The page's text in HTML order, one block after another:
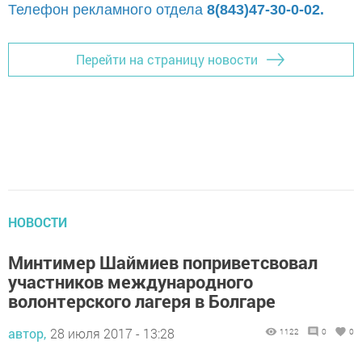
Телефон рекламного отдела 8(843)47-30-0-02.
Перейти на страницу новости
НОВОСТИ
Минтимер Шаймиев поприветсвовал
участников международного
волонтерского лагеря в Болгаре
автор, 28 июля 2017 - 13:28 1122 0 0